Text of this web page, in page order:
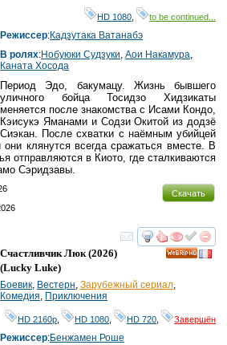
HD 1080 to be continued...
Режиссер:Кадзутака Ватанабэ
В ролях:Нобуюки Судзуки Аои Накамура
Каната Хосода
Период Эдо, бакумацу. Жизнь бывшего
уличного бойца Тосидзо Хидзикаты
меняется после знакомства с Исами Кондо,
Кэисукэ Яманами и Содзи Окитой из додзё
Сиэкан. После схватки с наёмным убийцей
они клянутся всегда сражаться вместе. В
отправляются в Киото, где сталкиваются
Сэридзавы.
Скачать
смотреть
Счастливчик Люк(2026)
(Lucky Luke)
Боевик, Вестерн, Зарубежный сериал,
Комедия, Приключения
HD 2160р HD 1080 HD 720 Завершён
Режиссер:Бенжамен Роше